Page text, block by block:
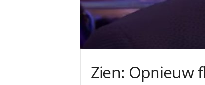
Zien: Opnieuw